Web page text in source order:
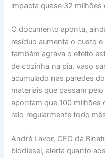
impacta quase 32
O documento aponta,
resíduo aumenta o custo
também agrava o efeito
de cozinha na pia, vaso
acumulado nas paredes
materiais que passam
apontam que 100 milhões
ralo regularmente todo
André Lavor, CEO da
biodiesel, alerta quanto